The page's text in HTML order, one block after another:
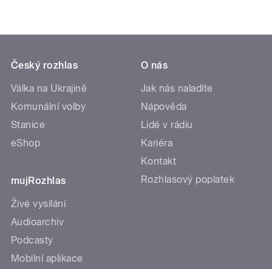
Český rozhlas
Válka na Ukrajině
Komunální volby
Stanice
eShop
mujRozhlas
Živé vysílání
Audioarchiv
Podcasty
Mobilní aplikace
O nás
Jak nás naladíte
Nápověda
Lidé v rádiu
Kariéra
Kontakt
Rozhlasový poplatek